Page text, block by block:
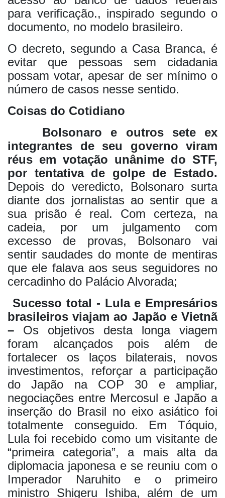
para verificação., inspirado segundo o
documento, no modelo brasileiro.
O decreto, segundo a Casa Branca, é
evitar que pessoas sem cidadania
possam votar, apesar de ser mínimo o
número de casos nesse sentido.
Coisas do Cotidiano
Bolsonaro e outros sete ex
integrantes de seu governo viram
réus em votação unânime do STF,
por tentativa de golpe de Estado.
Depois do veredicto, Bolsonaro surta
diante dos jornalistas ao sentir que a
sua prisão é real. Com certeza, na
cadeia, por um julgamento com
excesso de provas, Bolsonaro vai
sentir saudades do monte de mentiras
que ele falava aos seus seguidores no
cercadinho do Palácio Alvorada;
Sucesso total - Lula e Empresários
brasileiros viajam ao Japão e Vietnã
– Os objetivos desta longa viagem
foram alcançados pois além de
fortalecer os laços bilaterais, novos
investimentos, reforçar a participação
do Japão na COP 30 e ampliar,
negociações entre Mercosul e Japão a
inserção do Brasil no eixo asiático foi
totalmente conseguido. Em Tóquio,
Lula foi recebido como um visitante de
“primeira categoria”, a mais alta da
diplomacia japonesa e se reuniu com o
Imperador Naruhito e o primeiro
ministro Shigeru Ishiba, além de um